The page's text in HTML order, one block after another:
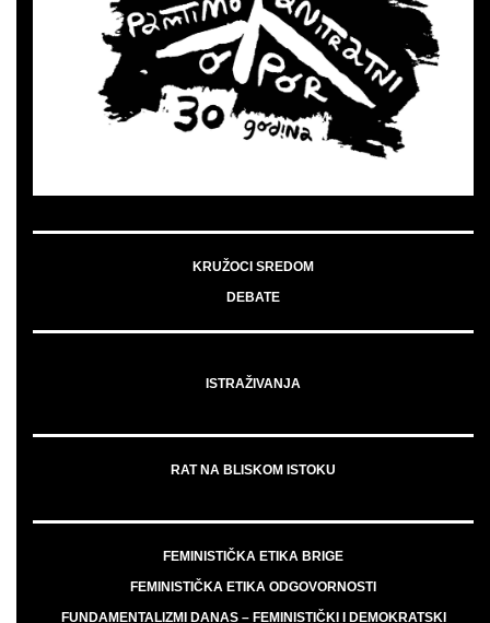
KRUŽOCI SREDOM
DEBATE
ISTRAŽIVANJA
RAT NA BLISKOM ISTOKU
FEMINISTIČKA ETIKA BRIGE
FEMINISTIČKA ETIKA ODGOVORNOSTI
FUNDAMENTALIZMI DANAS – FEMINISTIČKI I DEMOKRATSKI